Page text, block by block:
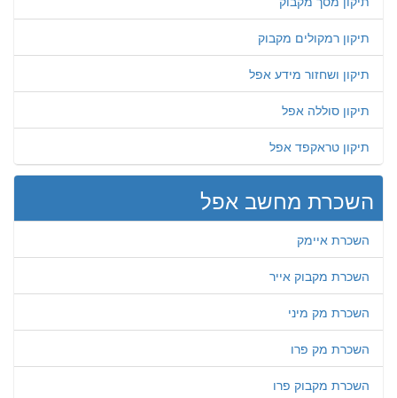
תיקון רמקולים מקבוק
תיקון ושחזור מידע אפל
תיקון סוללה אפל
תיקון טראקפד אפל
השכרת מחשב אפל
השכרת איימק
השכרת מקבוק אייר
השכרת מק מיני
השכרת מק פרו
השכרת מקבוק פרו